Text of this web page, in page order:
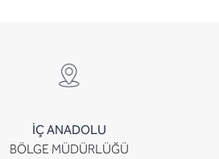
İÇ ANADOLU
BÖLGE MÜDÜRLÜĞÜ